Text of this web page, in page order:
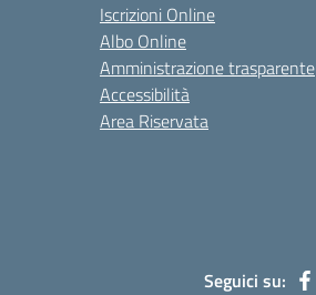
Iscrizioni Online
Albo Online
Amministrazione trasparente
Accessibilità
Area Riservata
Seguici su: